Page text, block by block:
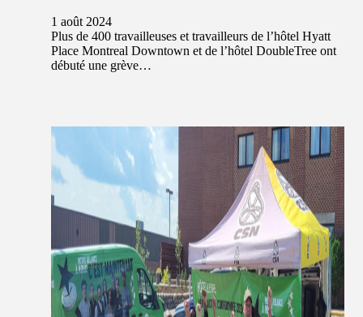
1 août 2024
Plus de 400 travailleuses et travailleurs de l’hôtel Hyatt
Place Montreal Downtown et de l’hôtel DoubleTree ont
débuté une grève…